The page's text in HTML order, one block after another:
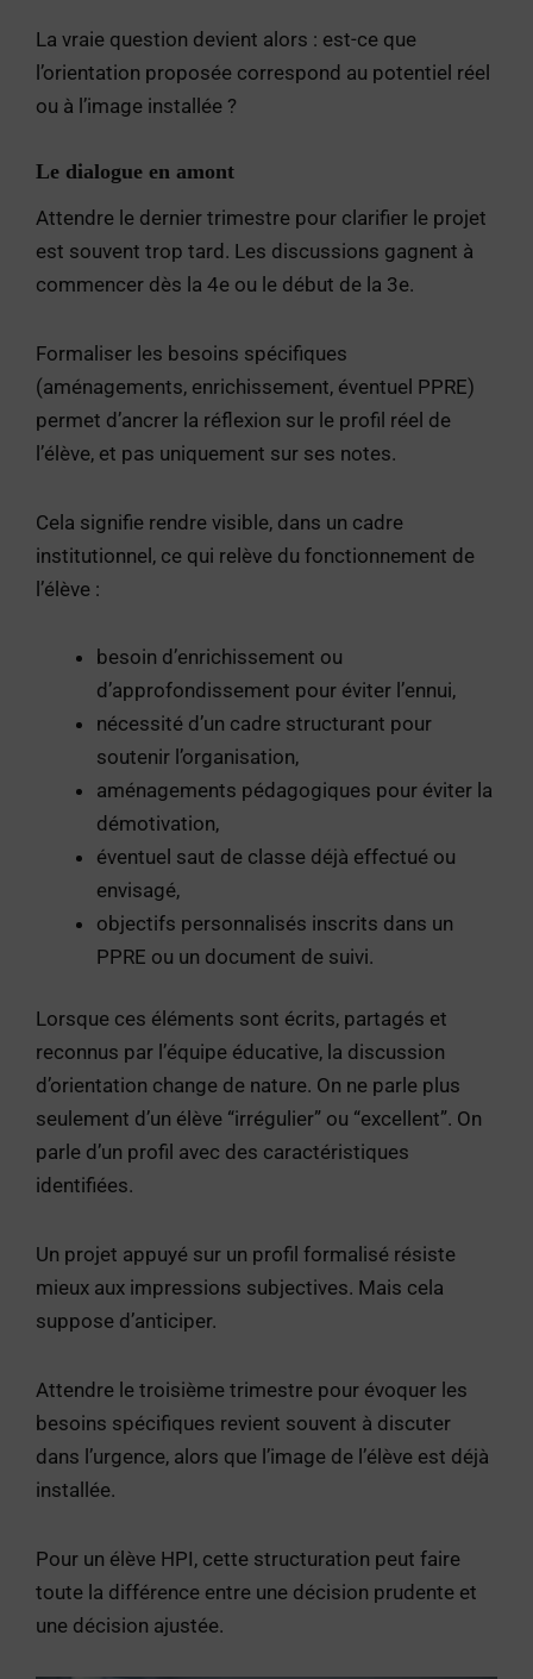
La vraie question devient alors : est-ce que
l’orientation proposée correspond au potentiel réel
ou à l’image installée ?
Le dialogue en amont
Attendre le dernier trimestre pour clarifier le projet
est souvent trop tard. Les discussions gagnent à
commencer dès la 4e ou le début de la 3e.
Formaliser les besoins spécifiques
(aménagements, enrichissement, éventuel PPRE)
permet d’ancrer la réflexion sur le profil réel de
l’élève, et pas uniquement sur ses notes.
Cela signifie rendre visible, dans un cadre
institutionnel, ce qui relève du fonctionnement de
l’élève :
besoin d’enrichissement ou
d’approfondissement pour éviter l’ennui,
nécessité d’un cadre structurant pour
soutenir l’organisation,
aménagements pédagogiques pour éviter la
démotivation,
éventuel saut de classe déjà effectué ou
envisagé,
objectifs personnalisés inscrits dans un
PPRE ou un document de suivi.
Lorsque ces éléments sont écrits, partagés et
reconnus par l’équipe éducative, la discussion
d’orientation change de nature. On ne parle plus
seulement d’un élève “irrégulier” ou “excellent”. On
parle d’un profil avec des caractéristiques
identifiées.
Un projet appuyé sur un profil formalisé résiste
mieux aux impressions subjectives. Mais cela
suppose d’anticiper.
Attendre le troisième trimestre pour évoquer les
besoins spécifiques revient souvent à discuter
dans l’urgence, alors que l’image de l’élève est déjà
installée.
Pour un élève HPI, cette structuration peut faire
toute la différence entre une décision prudente et
une décision ajustée.